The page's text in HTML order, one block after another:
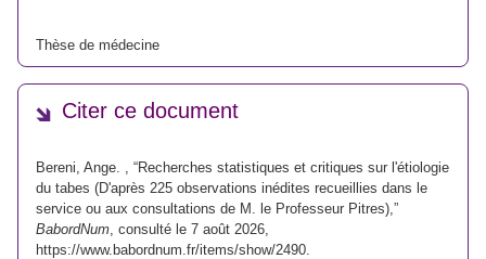
Thèse de médecine
Citer ce document
Bereni, Ange. , “Recherches statistiques et critiques sur l'étiologie
du tabes (D'après 225 observations inédites recueillies dans le
service ou aux consultations de M. le Professeur Pitres),”
BabordNum , consulté le 7 août 2026,
https://www.babordnum.fr/items/show/2490